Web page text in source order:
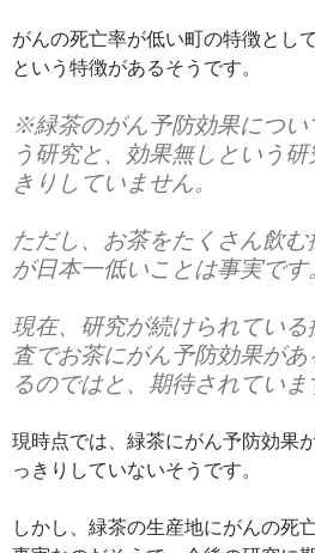
がんの死亡率が低い町の特徴とし
という特徴があるそうです。
※緑茶のがん予防効果につ
う研究と、効果無しという
きりしていません。
ただし、お茶をたくさん飲
が日本一低いことは事実です
現在、研究が続けられてい
査でお茶にがん予防効果が
るのではと、期待されていま
現時点では、緑茶にがん予防効果
っきりしていないそうです。
しかし、緑茶の生産地にがんの死